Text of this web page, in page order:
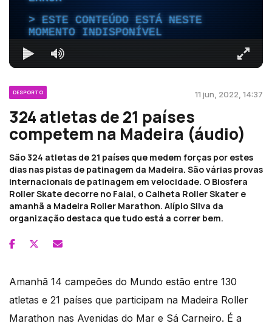
ESTE CONTEÚDO ESTÁ NESTE
MOMENTO INDISPONÍVEL
DESPORTO 11 jun, 2022, 14:37
324 atletas de 21 países
competem na Madeira (áudio)
São 324 atletas de 21 países que medem forças por estes
dias nas pistas de patinagem da Madeira. São várias provas
internacionais de patinagem em velocidade. O Biosfera
Roller Skate decorre no Faial, o Calheta Roller Skater e
amanhã a Madeira Roller Marathon. Alípio Silva da
organização destaca que tudo está a correr bem.
Amanhã 14 campeões do Mundo estão entre 130
atletas e 21 países que participam na Madeira Roller
Marathon nas Avenidas do Mar e Sá Carneiro. É a